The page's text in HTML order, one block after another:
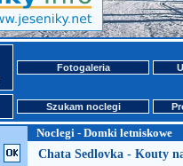
Fotogaleria
Szukam noclegi
Noclegi - Domki letniskowe
Chata Sedlovka - Kouty